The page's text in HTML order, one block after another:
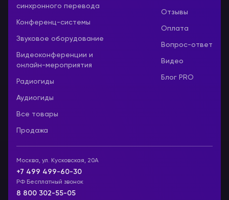
синхронного перевода
Конференц-системы
Звуковое оборудование
Видеоконференции и
онлайн-мероприятия
Радиогиды
Аудиогиды
Все товары
Продажа
Отзывы
Оплата
Вопрос-ответ
Видео
Блог PRO
Москва, ул. Кусковская, 20А
+7 499 499-60-30
РФ Бесплатный звонок
8 800 302-55-05